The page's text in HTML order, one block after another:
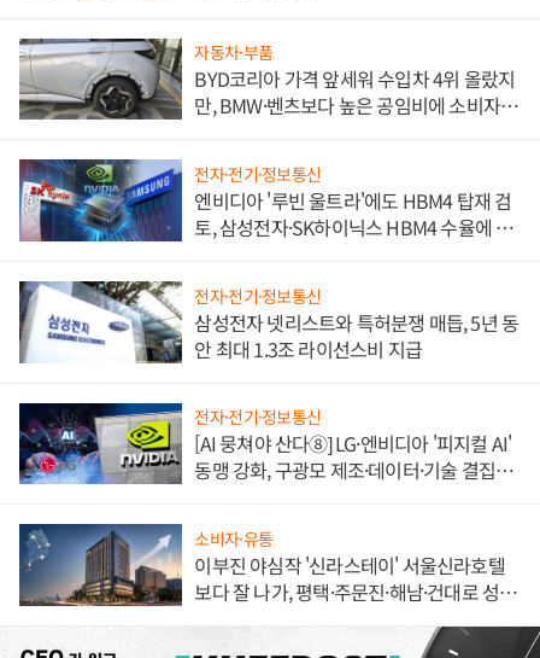
자동차·부품
BYD코리아 가격 앞세워 수입차 4위 올랐지
만, BMW·벤츠보다 높은 공임비에 소비자
전자·전기·정보통신
엔비디아 '루빈 울트라'에도 HBM4 탑재 검
토, 삼성전자·SK하이닉스 HBM4 수율에 주
전자·전기·정보통신
삼성전자 넷리스트와 특허분쟁 매듭, 5년 동
안 최대 1.3조 라이선스비 지급
전자·전기·정보통신
[AI 뭉쳐야 산다⑧] LG·엔비디아 '피지컬 AI'
동맹 강화, 구광모 제조·데이터·기술 결집
소비자·유통
이부진 야심작 '신라스테이' 서울신라호텔
보다 잘 나가, 평택·주문진·해남·건대로 성